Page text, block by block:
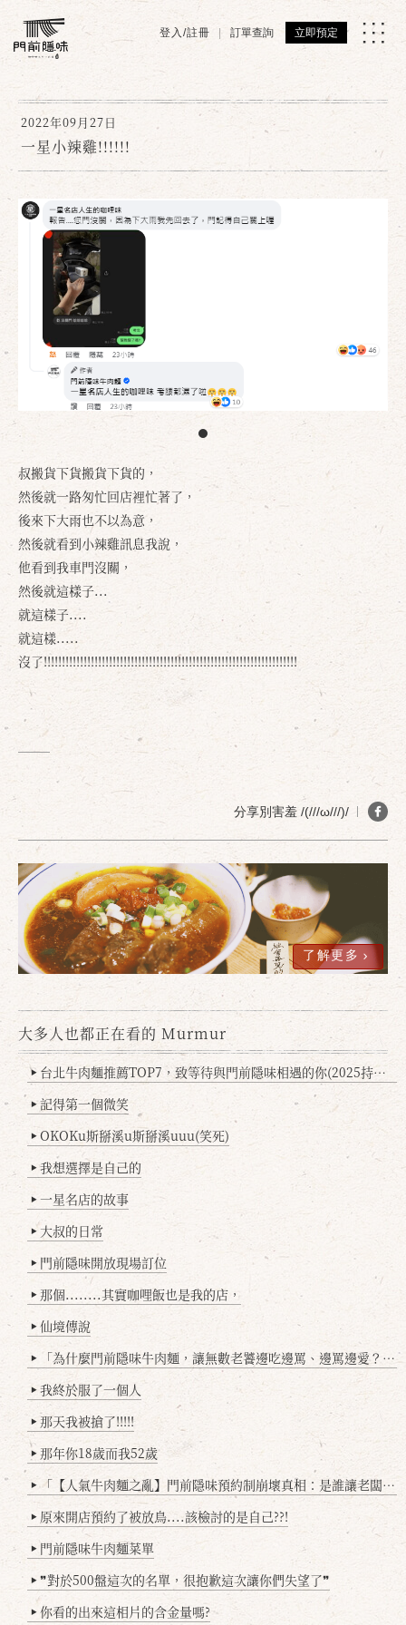
登入/註冊 訂單查詢 立即預定
2022年09月27日
一星小辣雞!!!!!!
叔搬貨下貨搬貨下貨的，
然後就一路匆忙回店裡忙著了，
後來下大雨也不以為意，
然後就看到小辣雞訊息我說，
他看到我車門沒關，
然後就這樣子...
就這樣子....
就這樣.....
沒了!!!!!!!!!!!!!!!!!!!!!!!!!!!!!!!!!!!!!!!!!!!!!!!!!!!!!!!!!!!!!!!!!!!!!!
分享別害羞 /(///ω///)/
了解更多
大多人也都正在看的 Murmur
▶ 台北牛肉麵推薦TOP7，致等待與門前隱味相遇的你(2025持續更新
▶ 記得第一個微笑
▶ OKOKu斯掰溪u斯掰溪uuu(笑死)
▶ 我想選擇是自己的
▶ 一星名店的故事
▶ 大叔的日常
▶ 門前隱味開放現場訂位
▶ 那個........其實咖哩飯也是我的店，
▶ 仙境傳說
▶ 「為什麼門前隱味牛肉麵，讓無數老饕邊吃邊罵、邊罵邊愛？小辣雞揭密！」
▶ 我終於服了一個人
▶ 那天我被搶了!!!!!
▶ 那年你18歲而我52歲
▶ 「【人氣牛肉麵之亂】門前隱味預約制崩壞真相：是誰讓老闆心灰意冷？」
▶ 原來開店預約了被放鳥....該檢討的是自己??!
▶ 門前隱味牛肉麵菜單
▶ ❞對於500盤這次的名單，很抱歉這次讓你們失望了❞
▶ 你看的出來這相片的含金量嗎?
確定